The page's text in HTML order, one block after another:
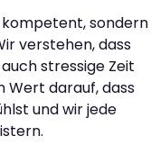
sondern
verstehen, dass
stressige Zeit
Wert darauf, dass
und wir jede